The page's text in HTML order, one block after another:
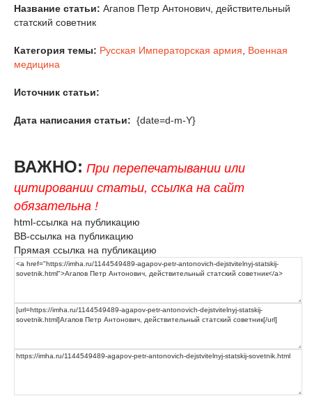
Название статьи: Агапов Петр Антонович, действительный
статский советник
Категория темы: Русская Императорская армия
Военная
медицина
Источник статьи:
Дата написания статьи: {date=d-m-Y}
ВАЖНО: При перепечатывании или
цитировании статьи, ссылка на сайт
обязательна !
html-ссылка на публикацию
BB-ссылка на публикацию
Прямая ссылка на публикацию